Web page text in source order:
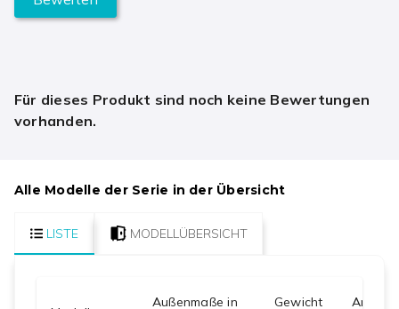
Für dieses Produkt sind noch keine Bewertungen
vorhanden.
Alle Modelle der Serie in der Übersicht
LISTE MODELLÜBERSICHT
Außenmaße in
Gewicht
Anzahl